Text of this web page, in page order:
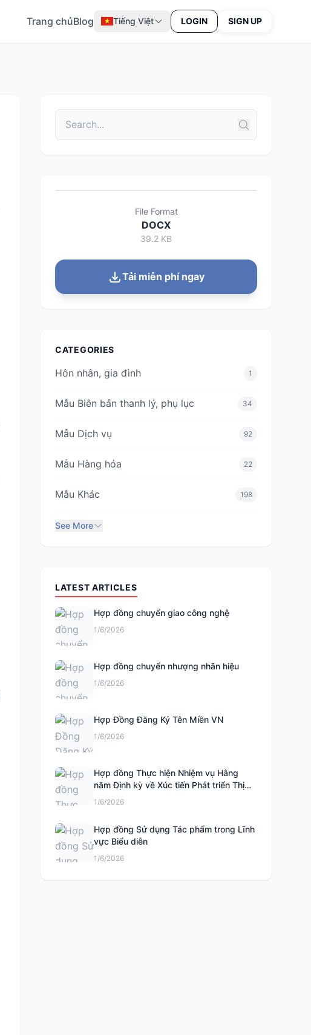
Trang chủBlog Tiếng Việt LOGIN SIGN UP
File Format
DOCX
39.2 KB
Tải miễn phí ngay
CATEGORIES
Hôn nhân, gia đình 1
Mẫu Biên bản thanh lý, phụ lục 34
Mẫu Dịch vụ 92
Mẫu Hàng hóa 22
Mẫu Khác 198
See More
LATEST ARTICLES
Hợp đồng chuyển giao công nghệ
1/6/2026
Hợp đồng chuyển nhượng nhãn hiệu
1/6/2026
Hợp Đồng Đăng Ký Tên Miền VN
1/6/2026
Hợp đồng Thực hiện Nhiệm vụ Hằng
năm Định kỳ về Xúc tiến Phát triển Thị
trường Khoa học và Công nghệ
1/6/2026
Hợp đồng Sử dụng Tác phẩm trong Lĩnh
vực Biểu diễn
1/6/2026